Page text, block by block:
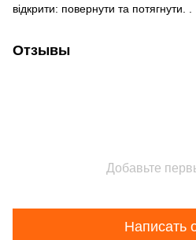
відкрити: повернути та потягнути. .
Отзывы
Добавьте
Написать